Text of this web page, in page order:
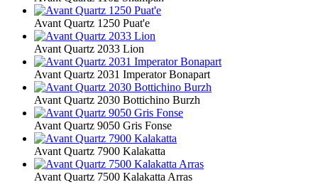
Avant Quartz 1250 Puat'e
Avant Quartz 2033 Lion
Avant Quartz 2031 Imperator Bonapart
Avant Quartz 2030 Bottichino Burzh
Avant Quartz 9050 Gris Fonse
Avant Quartz 7900 Kalakatta
Avant Quartz 7500 Kalakatta Arras